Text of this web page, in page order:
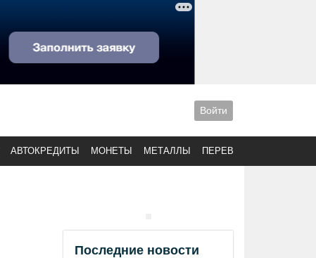
Войти
АВТОКРЕДИТЫ МОНЕТЫ МЕТАЛЛЫ ПЕРЕВОДЫ
Последние новости